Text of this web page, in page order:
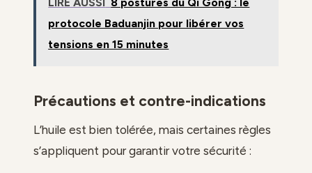
protocole Baduanjin pour libérer vos
tensions en 15 minutes
Précautions et contre-indications
L’huile est bien tolérée, mais certaines règles
s’appliquent pour garantir votre sécurité :